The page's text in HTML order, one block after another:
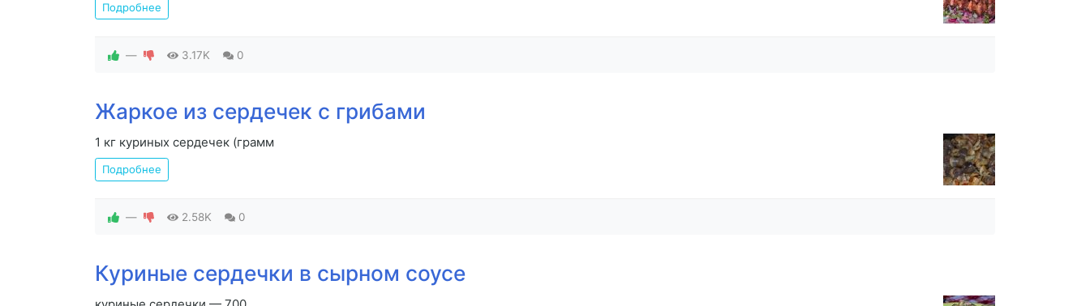
Подробнее
— 3.17K 0
Жаркое из сердечек с грибами
1 кг куриных сердечек (грамм
Подробнее
— 2.58K 0
Куриные сердечки в сырном соусе